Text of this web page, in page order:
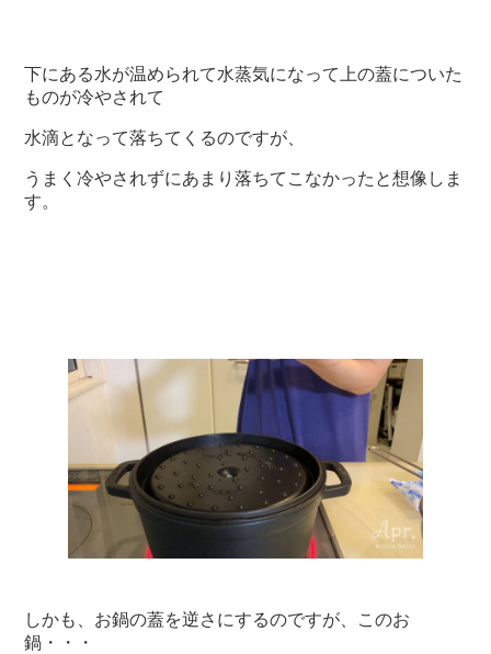
下にある水が温められて水蒸気になって上の蓋についた
ものが冷やされて
水滴となって落ちてくるのですが、
うまく冷やされずにあまり落ちてこなかったと想像しま
す。
しかも、お鍋の蓋を逆さにするのですが、このお
鍋・・・